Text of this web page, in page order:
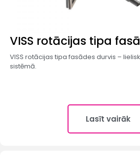
VISS rotācijas tipa
VISS rotācijas tipa fasādes durvis –
sistēmā.
Lasīt vairāk